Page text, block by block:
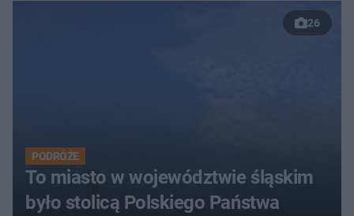
26
PODRÓŻE
To miasto w województwie śląskim
było stolicą Polskiego Państwa